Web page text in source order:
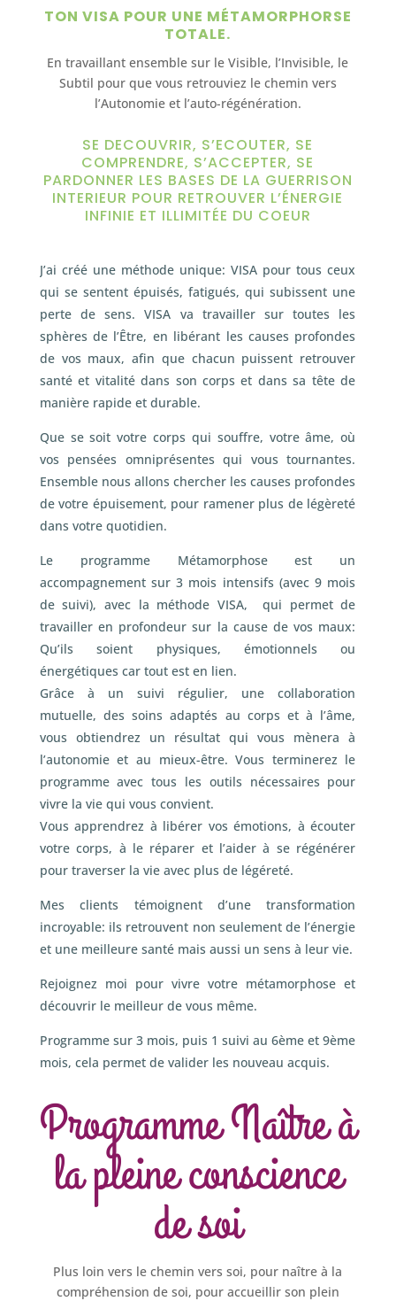
TON VISA POUR UNE MÉTAMORPHORSE
TOTALE.
En travaillant ensemble sur le Visible, l’Invisible, le
Subtil pour que vous retrouviez le chemin vers
l’Autonomie et l’auto-régénération.
SE DECOUVRIR, S’ECOUTER, SE
COMPRENDRE, S’ACCEPTER, SE
PARDONNER LES BASES DE LA GUERRISON
INTERIEUR POUR RETROUVER L’ÉNERGIE
INFINIE ET ILLIMITÉE DU COEUR
J’ai créé une méthode unique: VISA pour tous ceux
qui se sentent épuisés, fatigués, qui subissent une
perte de sens. VISA va travailler sur toutes les
sphères de l’Être, en libérant les causes profondes
de vos maux, afin que chacun puissent retrouver
santé et vitalité dans son corps et dans sa tête de
manière rapide et durable.
Que se soit votre corps qui souffre, votre âme, où
vos pensées omniprésentes qui vous tournantes.
Ensemble nous allons chercher les causes profondes
de votre épuisement, pour ramener plus de légèreté
dans votre quotidien.
Le programme Métamorphose est un
accompagnement sur 3 mois intensifs (avec 9 mois
de suivi), avec la méthode VISA, qui permet de
travailler en profondeur sur la cause de vos maux:
Qu’ils soient physiques, émotionnels ou
énergétiques car tout est en lien.
Grâce à un suivi régulier, une collaboration
mutuelle, des soins adaptés au corps et à l’âme,
vous obtiendrez un résultat qui vous mènera à
l’autonomie et au mieux-être. Vous terminerez le
programme avec tous les outils nécessaires pour
vivre la vie qui vous convient.
Vous apprendrez à libérer vos émotions, à écouter
votre corps, à le réparer et l’aider à se régénérer
pour traverser la vie avec plus de légéreté.
Mes clients témoignent d’une transformation
incroyable: ils retrouvent non seulement de l’énergie
et une meilleure santé mais aussi un sens à leur vie.
Rejoignez moi pour vivre votre métamorphose et
découvrir le meilleur de vous même.
Programme sur 3 mois, puis 1 suivi au 6ème et 9ème
mois, cela permet de valider les nouveau acquis.
Programme Naître à
la pleine conscience
de soi
Plus loin vers le chemin vers soi, pour naître à la
compréhension de soi, pour accueillir son plein